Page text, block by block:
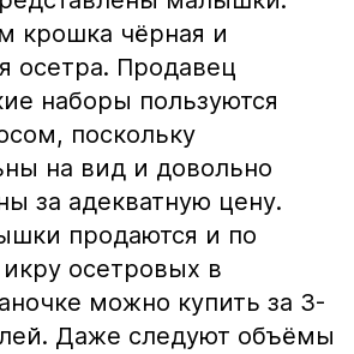
крошка чёрная и
осетра. Продавец
наборы пользуются
поскольку
на вид и довольно
за адекватную цену.
продаются и по
осетровых в
можно купить за 3-
Даже следуют объёмы